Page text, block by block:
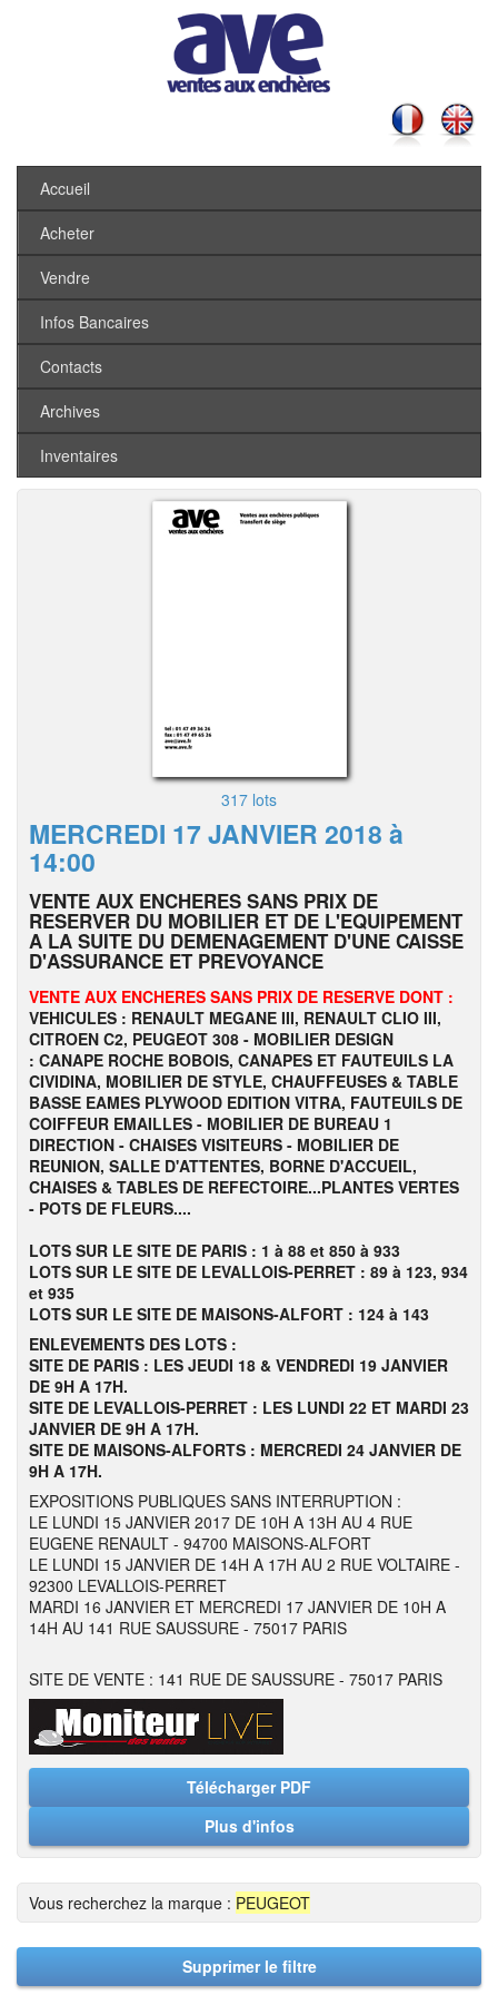
Accueil
Acheter
Vendre
Infos Bancaires
Contacts
Archives
Inventaires
317 lots
MERCREDI 17 JANVIER 2018 à
14:00
VENTE AUX ENCHERES SANS PRIX DE
RESERVER DU MOBILIER ET DE L'EQUIPEMENT
A LA SUITE DU DEMENAGEMENT D'UNE CAISSE
D'ASSURANCE ET PREVOYANCE
VENTE AUX ENCHERES SANS PRIX DE RESERVE DONT :
VEHICULES : RENAULT MEGANE III, RENAULT CLIO III,
CITROEN C2, PEUGEOT 308 - MOBILIER DESIGN
: CANAPE ROCHE BOBOIS, CANAPES ET FAUTEUILS LA
CIVIDINA, MOBILIER DE STYLE, CHAUFFEUSES & TABLE
BASSE EAMES PLYWOOD EDITION VITRA, FAUTEUILS DE
COIFFEUR EMAILLES - MOBILIER DE BUREAU 1
DIRECTION - CHAISES VISITEURS - MOBILIER DE
REUNION, SALLE D'ATTENTES, BORNE D'ACCUEIL,
CHAISES & TABLES DE REFECTOIRE...PLANTES VERTES
- POTS DE FLEURS....
LOTS SUR LE SITE DE PARIS : 1 à 88 et 850 à 933
LOTS SUR LE SITE DE LEVALLOIS-PERRET : 89 à 123, 934
et 935
LOTS SUR LE SITE DE MAISONS-ALFORT : 124 à 143
ENLEVEMENTS DES LOTS :
SITE DE PARIS : LES JEUDI 18 & VENDREDI 19 JANVIER
DE 9H A 17H.
SITE DE LEVALLOIS-PERRET : LES LUNDI 22 ET MARDI 23
JANVIER DE 9H A 17H.
SITE DE MAISONS-ALFORTS : MERCREDI 24 JANVIER DE
9H A 17H.
EXPOSITIONS PUBLIQUES SANS INTERRUPTION :
LE LUNDI 15 JANVIER 2017 DE 10H A 13H AU 4 RUE
EUGENE RENAULT - 94700 MAISONS-ALFORT
LE LUNDI 15 JANVIER DE 14H A 17H AU 2 RUE VOLTAIRE -
92300 LEVALLOIS-PERRET
MARDI 16 JANVIER ET MERCREDI 17 JANVIER DE 10H A
14H AU 141 RUE SAUSSURE - 75017 PARIS
SITE DE VENTE : 141 RUE DE SAUSSURE - 75017 PARIS
Télécharger PDF
Plus d'infos
Vous recherchez la marque : PEUGEOT
Supprimer le filtre